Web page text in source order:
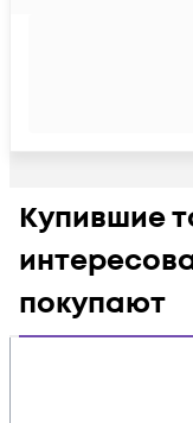
Купившие
покупают